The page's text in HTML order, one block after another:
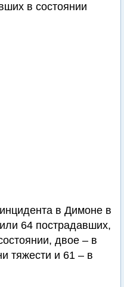
в состоянии
в Димоне в
64 пострадавших,
двое – в
тяжести и 61 – в